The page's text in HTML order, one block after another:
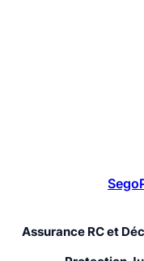
Assurance RC et